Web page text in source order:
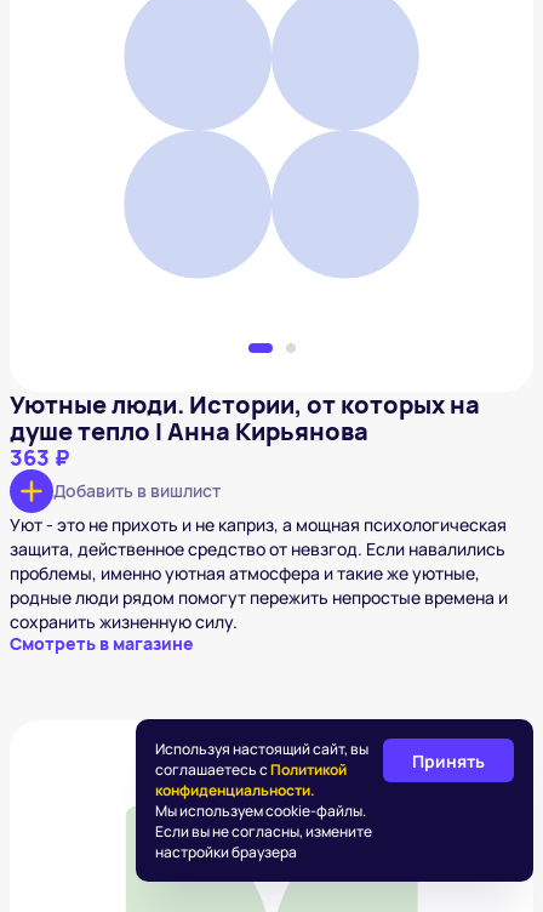
Уютные люди. Истории, от которых на душе тепло
I Анна Кирьянова
363 ₽
Добавить в вишлист
Уютные люди. Истории, от которых на
душе тепло I Анна Кирьянова
363 ₽
Добавить в вишлист
Уют - это не прихоть и не каприз, а мощная психологическая
защита, действенное средство от невзгод. Если навалились
проблемы, именно уютная атмосфера и такие же уютные,
родные люди рядом помогут пережить непростые времена и
сохранить жизненную силу.
Смотреть в магазине
Используя настоящий сайт, вы
соглашаетесь сПолитикой
конфиденциальности.
Мы используем cookie-файлы.
Если вы не согласны, измените
настройки браузера
Принять